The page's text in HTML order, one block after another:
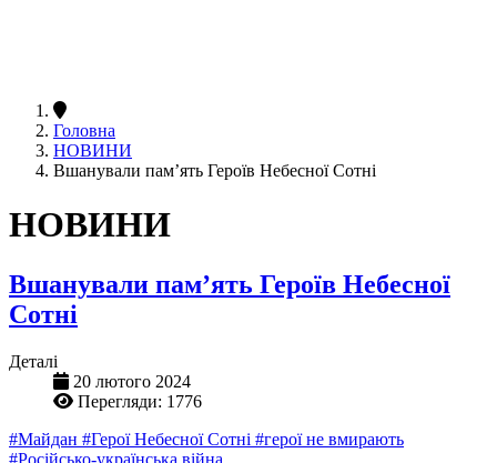
Головна
НОВИНИ
Вшанували пам’ять Героїв Небесної Сотні
НОВИНИ
Вшанували пам’ять Героїв Небесної
Сотні
Деталі
20 лютого 2024
Перегляди: 1776
#Майдан #Герої Небесної Сотні #герої не вмирають
#Російсько-українська війна